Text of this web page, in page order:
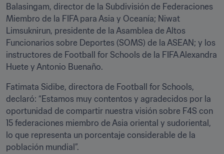
Balasingam, director de la Subdivisión de Federaciones
Miembro de la FIFA para Asia y Oceanía; Niwat
Limsuknirun, presidente de la Asamblea de Altos
Funcionarios sobre Deportes (SOMS) de la ASEAN; y los
instructores de Football for Schools de la FIFA Alexandra
Huete y Antonio Buenaño.
Fatimata Sidibe, directora de Football for Schools,
declaró: “Estamos muy contentos y agradecidos por la
oportunidad de compartir nuestra visión sobre F4S con
15 federaciones miembro de Asia oriental y sudoriental,
lo que representa un porcentaje considerable de la
población mundial”.